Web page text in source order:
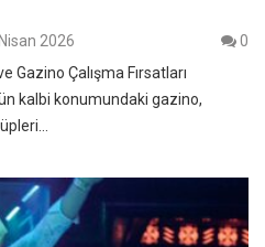
2026
0
Gazino Çalışma Fırsatları
kalbi konumundaki gazino,